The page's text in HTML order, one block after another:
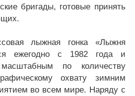
бригады, готовые принять
лыжная гонка «Лыжня
ежегодно с 1982 года и
по количеству
охвату зимним
во всем мире. Наряду с